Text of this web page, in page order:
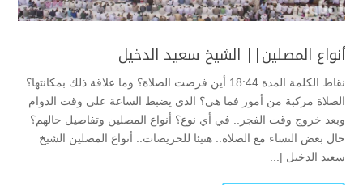
أنواع المصلين|| الشيخ سعيد الدخيل
نقاط الكلمة المدة 18:44 أين فرضت الصلاة؟ وما علاقة ذلك بمكانتها؟
الصلاة مركبة من أمور فما هي؟ الذي يضبط الساعة على وقت الدوام
وبعد خروج وقت الفجر.. في أي نوع؟ أنواع المصلين وتفاصيل حالهم؟
حال بعض النساء مع الصلاة.. هنيئا للحريصات.. أنواع المصلين الشيخ
سعيد الدخيل |...